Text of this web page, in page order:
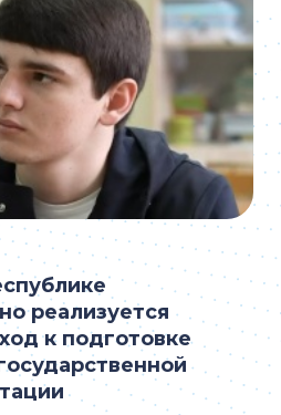
реализуется
к подготовке